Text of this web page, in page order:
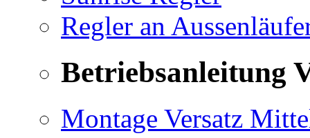
Regler an
Betriebsanleitung
Montage Versatz